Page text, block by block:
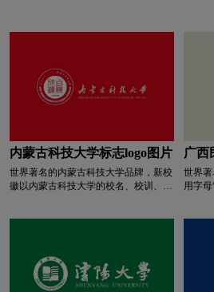
L字母汉字酒店logo设计 亮特效
绿色logo设计
M字母汉字酒
M字母酒店logo设计 内衣logo设
啤酒logo设计 葡萄酒logo设计
“医学之冠”的形态形成
相互作用，象征日月同
日出东方，阳光照耀大
体形象形态丰富、个性鲜
内蒙古科技大学标志logo图片
世界著名的内蒙古科技大学品牌，新校
徽以内蒙古科技大学的校名、校训、建
形，圆形象征和谐、完美，也蕴含着中
国古代哲学思想中天圆地方的理念。环
绕中心的分别为内蒙古科技大学的蒙
广西
世界
用字母
“Z”
广西
者从